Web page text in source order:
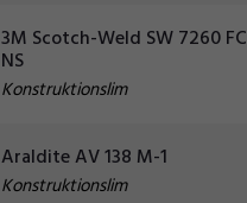
3M Scotch-Weld SW 7260 FC
NS
Konstruktionslim
Araldite AV 138 M-1
Konstruktionslim